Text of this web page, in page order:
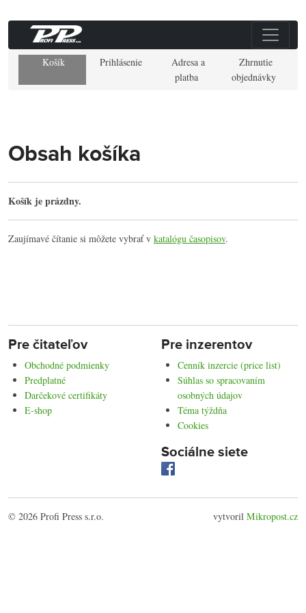
Košík Prihlásenie
Adresa a
platba
Zhrnutie
objednávky
Obsah košíka
Košík je prázdny.
Zaujímavé čítanie si môžete vybrať v katalógu časopisov.
Pre čitateľov
Obchodné podmienky
Predplatné
Darčekové certifikáty
E-shop
Pre inzerentov
Cenník inzercie (price list)
Súhlas so spracovaním
osobných údajov
Téma týždňa
Cookies
Sociálne siete
© 2026 Profi Press s.r.o. vytvoril Mikropost.cz